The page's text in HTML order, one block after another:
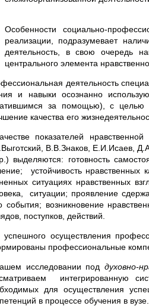
Особенности социально-
реализации, подразумевает
деятельность, в свою очередь
центрального элемента
деятельность
и навыки осознанно
за помощью), с целью
качества его
показателей
В.В.Знаков, Е.И.Исаев,
выделяются: готовность
устойчивость нравственных
ситуациях нравственных
ситуации; проявление
события; возникновение
поступков, действий.
успешного осуществления
профессиональные
исследовании под духовно-
интегрированную
для осуществления
в процессе обучения в вузе.